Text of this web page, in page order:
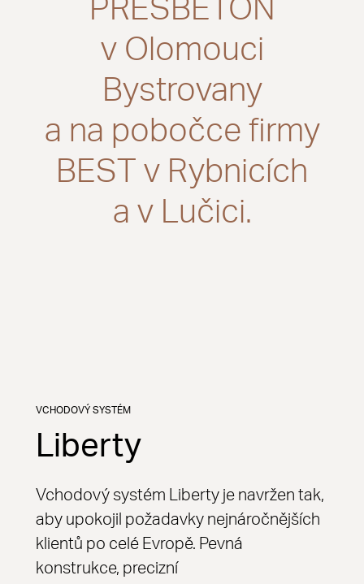
PRESBETON
v Olomouci
Bystrovany
a na pobočce firmy
BEST v Rybnicích
a v Lučici.
VCHODOVÝ SYSTÉM
Liberty
Vchodový systém Liberty je navržen tak,
aby upokojil požadavky nejnáročnějších
klientů po celé Evropě. Pevná
konstrukce, precizní